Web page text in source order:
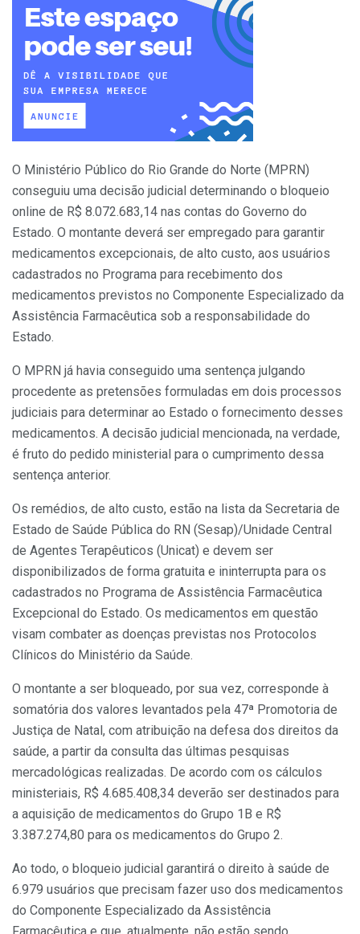
O Ministério Público do Rio Grande do Norte (MPRN)
conseguiu uma decisão judicial determinando o bloqueio
online de R$ 8.072.683,14 nas contas do Governo do
Estado. O montante deverá ser empregado para garantir
medicamentos excepcionais, de alto custo, aos usuários
cadastrados no Programa para recebimento dos
medicamentos previstos no Componente Especializado da
Assistência Farmacêutica sob a responsabilidade do
Estado.
O MPRN já havia conseguido uma sentença julgando
procedente as pretensões formuladas em dois processos
judiciais para determinar ao Estado o fornecimento desses
medicamentos. A decisão judicial mencionada, na verdade,
é fruto do pedido ministerial para o cumprimento dessa
sentença anterior.
Os remédios, de alto custo, estão na lista da Secretaria de
Estado de Saúde Pública do RN (Sesap)/Unidade Central
de Agentes Terapêuticos (Unicat) e devem ser
disponibilizados de forma gratuita e ininterrupta para os
cadastrados no Programa de Assistência Farmacêutica
Excepcional do Estado. Os medicamentos em questão
visam combater as doenças previstas nos Protocolos
Clínicos do Ministério da Saúde.
O montante a ser bloqueado, por sua vez, corresponde à
somatória dos valores levantados pela 47ª Promotoria de
Justiça de Natal, com atribuição na defesa dos direitos da
saúde, a partir da consulta das últimas pesquisas
mercadológicas realizadas. De acordo com os cálculos
ministeriais, R$ 4.685.408,34 deverão ser destinados para
a aquisição de medicamentos do Grupo 1B e R$
3.387.274,80 para os medicamentos do Grupo 2.
Ao todo, o bloqueio judicial garantirá o direito à saúde de
6.979 usuários que precisam fazer uso dos medicamentos
do Componente Especializado da Assistência